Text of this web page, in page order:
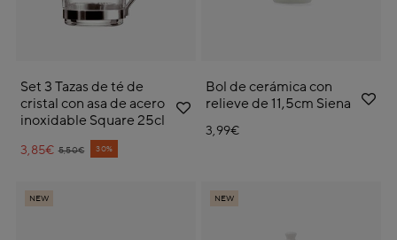
Set 3 Tazas de té de
cristal con asa de acero
inoxidable Square 25cl
Price reduced from
5,50€
to 30%
3,85€
Bol de cerámica con
relieve de 11,5cm Siena
3,99€
NEW NEW